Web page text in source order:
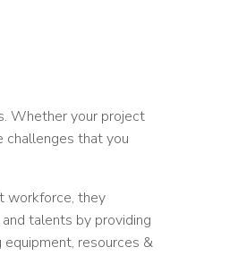
Whether your project
challenges that you
workforce, they
talents by providing
resources &